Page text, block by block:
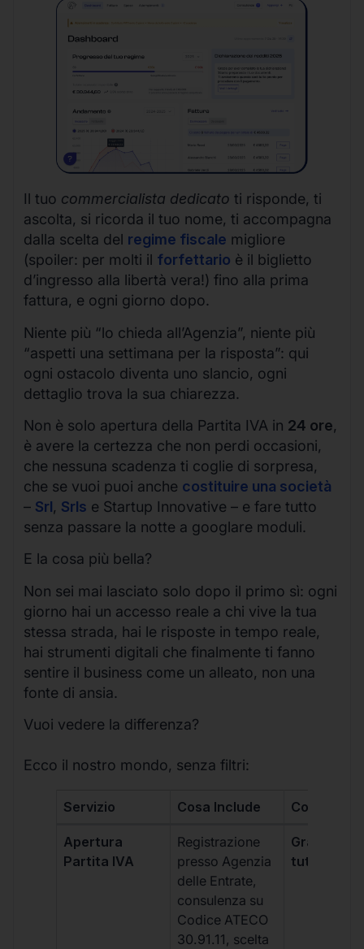
Il tuo commercialista dedicato ti risponde, ti
ascolta, si ricorda il tuo nome, ti accompagna
dalla scelta del regime fiscale migliore
(spoiler: per molti il forfettario è il biglietto
d’ingresso alla libertà vera!) fino alla prima
fattura, e ogni giorno dopo.
Niente più “lo chieda all’Agenzia”, niente più
“aspetti una settimana per la risposta”: qui
ogni ostacolo diventa uno slancio, ogni
dettaglio trova la sua chiarezza.
Non è solo apertura della Partita IVA in 24 ore,
è avere la certezza che non perdi occasioni,
che nessuna scadenza ti coglie di sorpresa,
che se vuoi puoi anche costituire una società
– Srl, Srls e Startup Innovative – e fare tutto
senza passare la notte a googlare moduli.
E la cosa più bella?
Non sei mai lasciato solo dopo il primo sì: ogni
giorno hai un accesso reale a chi vive la tua
stessa strada, hai le risposte in tempo reale,
hai strumenti digitali che finalmente ti fanno
sentire il business come un alleato, non una
fonte di ansia.
Vuoi vedere la differenza?
Ecco il nostro mondo, senza filtri:
Servizio Cosa Include Costo
Apertura
Partita IVA
Registrazione
presso Agenzia
delle Entrate,
consulenza su
Codice ATECO
30.91.11, scelta
Gratis,
tutti i piani